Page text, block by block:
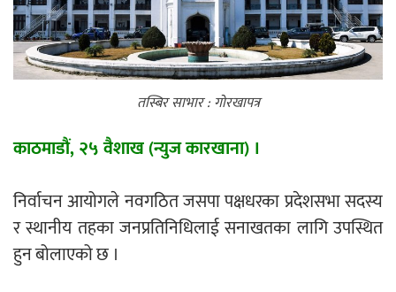
श्रीमती बलात्कार मुद्दामा श्रीमान्लाई छ महिना
कैद, एक लाख रुपैयाँ क्षतिपूर्ति
एम्बुलेन्सको उपहार भारत र नेपालबीचको निकै
बलियो र जीवन्त विकास साझेदारीको एक
हिस्सा : नियोग उपप्रमुख श्रीवास्तव
तस्बिर साभार : गोरखापत्र
काठमाडौं, २५ वैशाख (न्युज कारखाना) ।
निर्वाचन आयोगले नवगठित जसपा पक्षधरका प्रदेशसभा सदस्य
र स्थानीय तहका जनप्रतिनिधिलाई सनाखतका लागि उपस्थित
हुन बोलाएको छ ।